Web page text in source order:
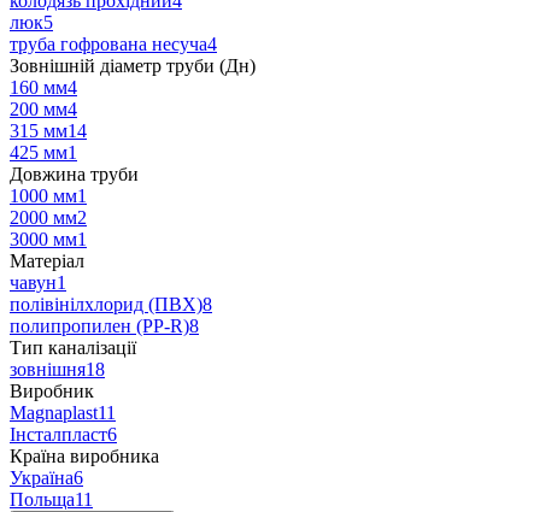
люк5
труба гофрована несуча4
Зовнішній діаметр труби (Дн)
160 мм4
200 мм4
315 мм14
425 мм1
Довжина труби
1000 мм1
2000 мм2
3000 мм1
Матеріал
чавун1
полівінілхлорид (ПВХ)8
полипропилен (PP-R)8
Тип каналізації
зовнішня18
Виробник
Magnaplast11
Інсталпласт6
Країна виробника
Україна6
Польща11